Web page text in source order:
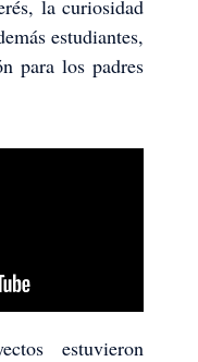
la curiosidad
estudiantes,
para los padres
estuvieron